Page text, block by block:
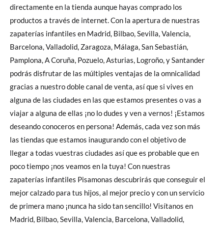
directamente en la tienda aunque hayas comprado los
productos a través de internet. Con la apertura de nuestras
zapaterías infantiles en Madrid, Bilbao, Sevilla, Valencia,
Barcelona, Valladolid, Zaragoza, Málaga, San Sebastián,
Pamplona, A Coruña, Pozuelo, Asturias, Logroño, y Santander
podrás disfrutar de las múltiples ventajas de la omnicalidad
gracias a nuestro doble canal de venta, así que si vives en
alguna de las ciudades en las que estamos presentes o vas a
viajar a alguna de ellas ¡no lo dudes y ven a vernos! ¡Estamos
deseando conoceros en persona! Además, cada vez son más
las tiendas que estamos inaugurando con el objetivo de
llegar a todas vuestras ciudades así que es probable que en
poco tiempo ¡nos veamos en la tuya! Con nuestras
zapaterías infantiles Pisamonas descubrirás que conseguir el
mejor calzado para tus hijos, al mejor precio y con un servicio
de primera mano ¡nunca ha sido tan sencillo! Visítanos en
Madrid, Bilbao, Sevilla, Valencia, Barcelona, Valladolid,